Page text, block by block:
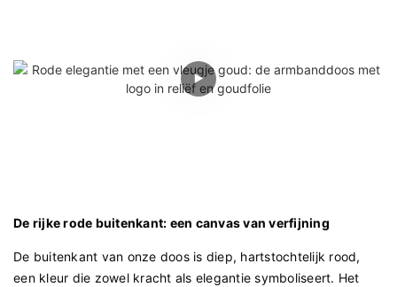
De rijke rode buitenkant: een canvas van verfijning
De buitenkant van onze doos is diep, hartstochtelijk rood,
een kleur die zowel kracht als elegantie symboliseert. Het